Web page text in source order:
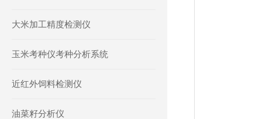
大米加工精度检测仪
玉米考种仪考种分析系统
近红外饲料检测仪
油菜籽分析仪